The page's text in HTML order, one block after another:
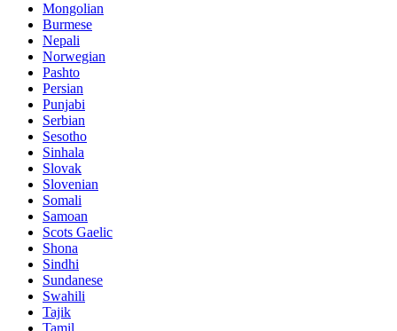
Mongolian
Burmese
Nepali
Norwegian
Pashto
Persian
Punjabi
Serbian
Sesotho
Sinhala
Slovak
Slovenian
Somali
Samoan
Scots Gaelic
Shona
Sindhi
Sundanese
Swahili
Tajik
Tamil